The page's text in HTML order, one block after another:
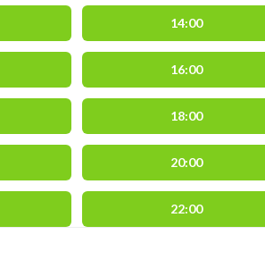
14:00
16:00
18:00
20:00
22:00